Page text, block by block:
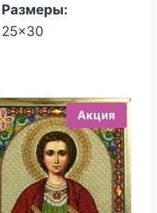
Размеры:
25x30
Акция